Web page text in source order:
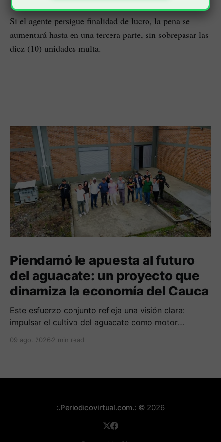
Si el agente persigue finalidad de lucro, la pena se
aumentará hasta en una tercera parte, sin sobrepasar las
diez (10) unidades multa.
Piendamó le apuesta al futuro
del aguacate: un proyecto que
dinamiza la economía del Cauca
Este esfuerzo conjunto refleja una visión clara:
impulsar el cultivo del aguacate como motor
campesinas de la región.
09 ago. 2026 2 min read
:.Periodicovirtual.com.: © 2026